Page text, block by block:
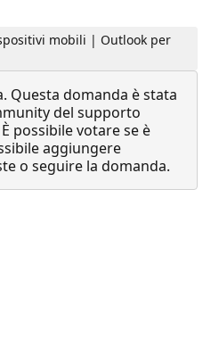
mobili | Outlook per
Questa domanda è stata
del supporto
possibile votare se è
aggiungere
o seguire la domanda.